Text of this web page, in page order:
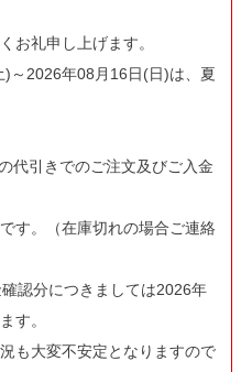
お礼申し上げます。
～2026年08月16日(日)は、夏
代引きでのご注文及びご入金
す。（在庫切れの場合ご連絡
認分につきましては2026年
す。
も大変不安定となりますので